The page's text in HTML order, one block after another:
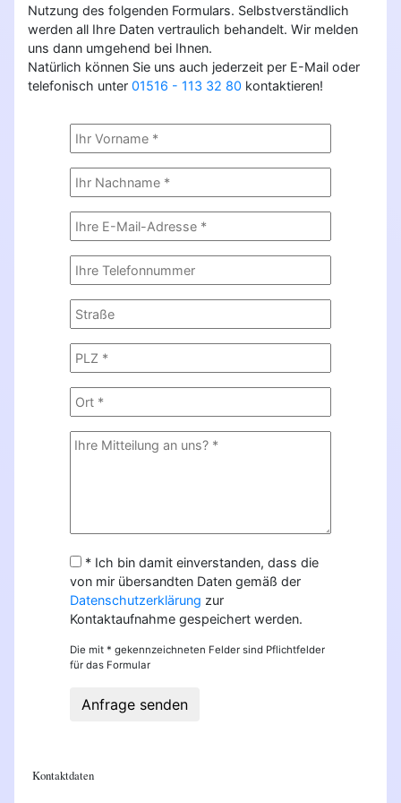
Nutzung des folgenden Formulars. Selbstverständlich
werden all Ihre Daten vertraulich behandelt. Wir melden
uns dann umgehend bei Ihnen.
Natürlich können Sie uns auch jederzeit per E-Mail oder
telefonisch unter 01516 - 113 32 80 kontaktieren!
* Ich bin damit einverstanden, dass die
von mir übersandten Daten gemäß der
Datenschutzerklärung zur
Kontaktaufnahme gespeichert werden.
Die mit * gekennzeichneten Felder sind Pflichtfelder
für das Formular
Anfrage senden
Kontaktdaten